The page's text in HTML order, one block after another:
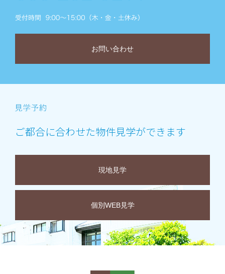
お問い合わせ
ご都合に合わせた物件見学ができます
現地見学
個別WEB見学